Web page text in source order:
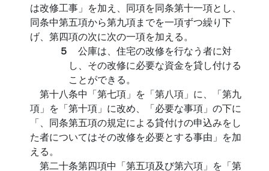
は改修工事」を加え、同項を同条第十一項とし、
同条中第五項から第九項までを一項ずつ繰り下
げ、第四項の次に次の一項を加える。
５ 公庫は、住宅の改修を行なう者に対
し、その改修に必要な資金を貸し付ける
ことができる。
第十八条中「第七項」を「第八項」に、「第九
項」を「第十項」に改め、「必要な事項」の下に
「、同条第五項の規定による貸付けの申込みをし
た者についてはその改修を必要とする事由」を加
える。
第二十条第四項中「第五項及び第六項」を「第